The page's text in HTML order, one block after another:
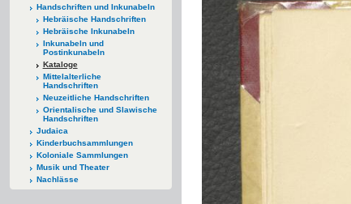
Handschriften und Inkunabeln
Hebräische Handschriften
Hebräische Inkunabeln
Inkunabeln und
Postinkunabeln
Kataloge
Mittelalterliche
Handschriften
Neuzeitliche Handschriften
Orientalische und Slawische
Handschriften
Judaica
Kinderbuchsammlungen
Koloniale Sammlungen
Musik und Theater
Nachlässe